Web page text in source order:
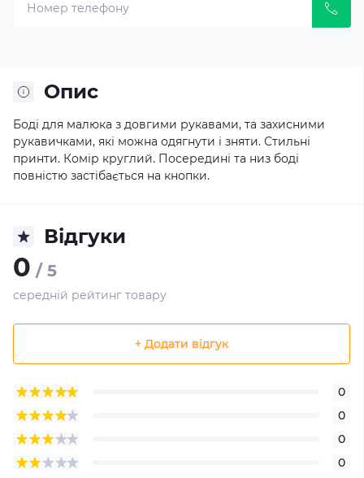
Опис
Боді для малюка з довгими рукавами, та захисними
рукавичками, які можна одягнути і зняти. Стильні
принти. Комір круглий. Посередині та низ боді
повністю застібається на кнопки.
Відгуки
0 / 5
середній рейтинг товару
+ Додати відгук
0
0
0
0